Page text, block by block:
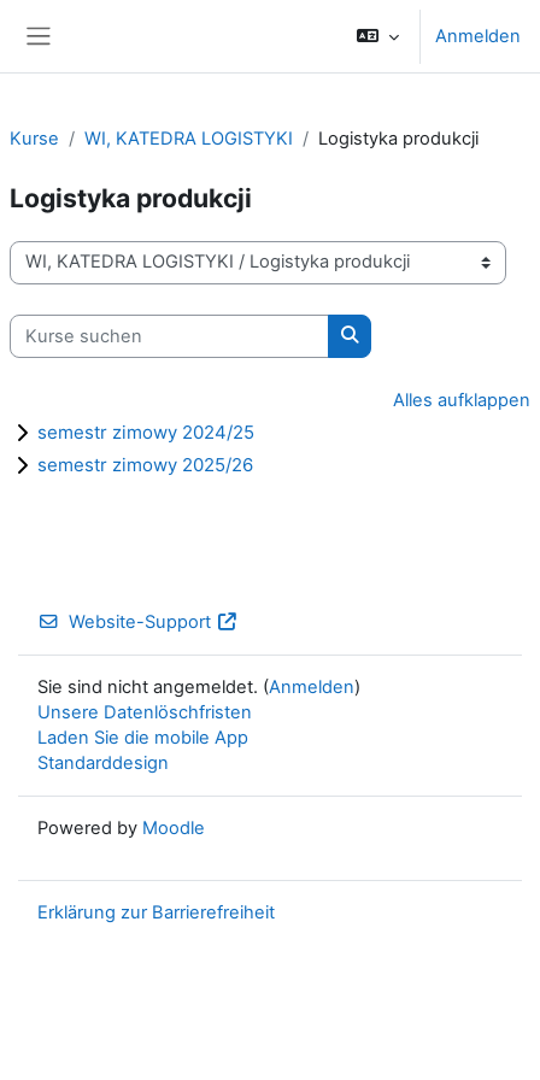
Anmelden
Kurse WI, KATEDRA LOGISTYKI Logistyka produkcji
Logistyka produkcji
Kursbereiche
Kurse suchen
Kurse suchen
Alles aufklappen
semestr zimowy 2024/25
semestr zimowy 2025/26
Website-Support
Sie sind nicht angemeldet. (Anmelden)
Unsere Datenlöschfristen
Laden Sie die mobile App
Standarddesign
Powered by Moodle
Erklärung zur Barrierefreiheit